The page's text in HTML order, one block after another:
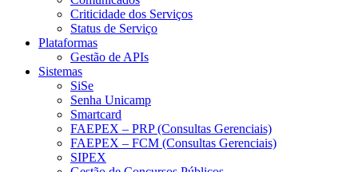
Criticidade dos Serviços
Status de Serviço
Plataformas
Gestão de APIs
Sistemas
SiSe
Senha Unicamp
Smartcard
FAEPEX – PRP (Consultas Gerenciais)
FAEPEX – FCM (Consultas Gerenciais)
SIPEX